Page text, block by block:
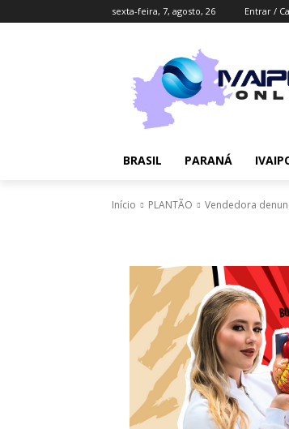
sexta-feira, 7, agosto, 26 Entrar /
BRASIL PARANÁ
Início PLANTÃO Vendedora